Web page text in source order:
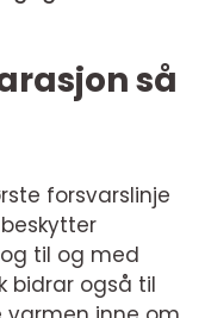
så
forsvarslinje
til og med
bidrar også til